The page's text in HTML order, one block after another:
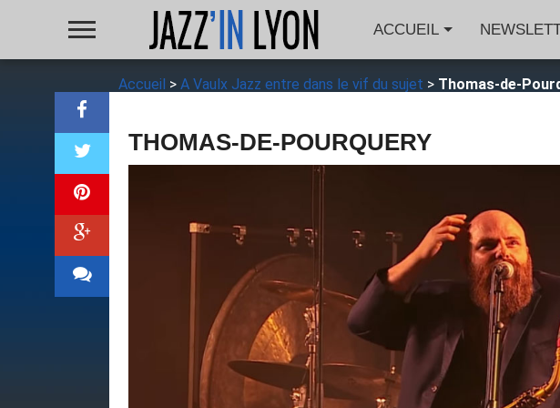
ACCUEIL
Accueil > A Vaulx Jazz entre dans le vif du sujet > Thomas-de-
THOMAS-DE-POURQUERY